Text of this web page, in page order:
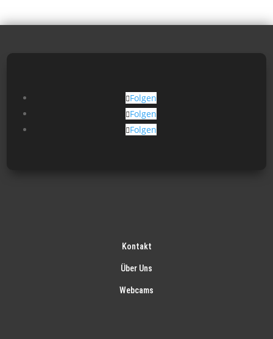
Folgen
Folgen
Folgen
Kontakt
Über Uns
Webcams